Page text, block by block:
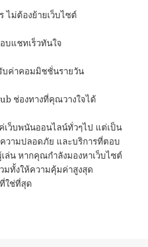
ไม่ต้องย้ายเว็บไซต์
บแชทเร็วทันใจ
บค่าคอมมิชชั่นรายวัน
ช่องทางที่คุณวางใจได้
เว็บพนันออนไลน์ทั่วๆไป แต่เป็น
ามปลอดภัย และบริการที่ตอบ
ล่น หากคุณกำลังมองหาเว็บไซต์
มทั้งให้ความคุ้มค่าสูงสุด
ใช่ที่สุด